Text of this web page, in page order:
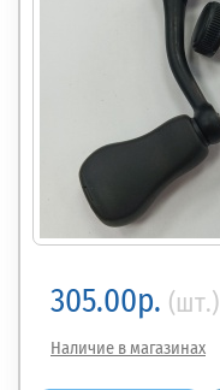
305.00р. (шт.)
Наличие в магазинах